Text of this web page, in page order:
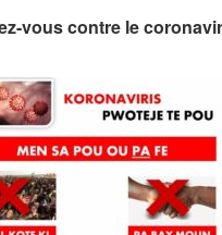
vous contre le